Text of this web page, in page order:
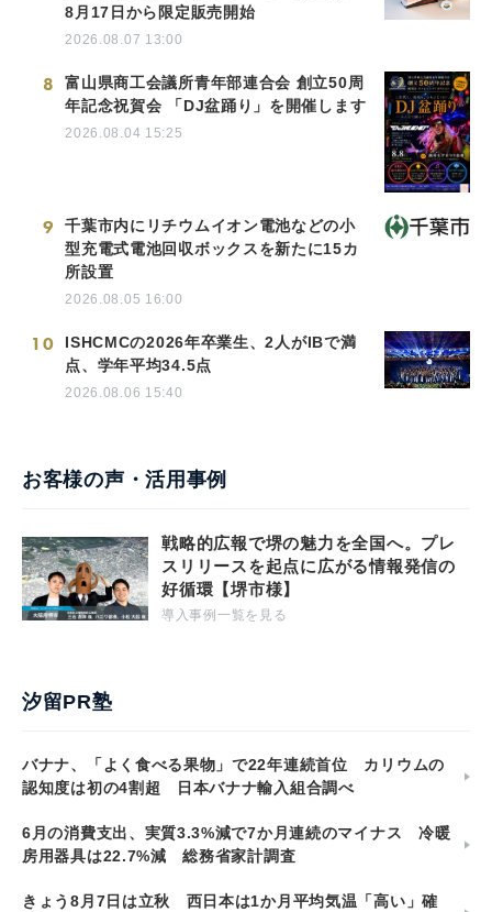
8月17日から限定販売開始
2026.08.07 13:00
8
富山県商工会議所青年部連合会 創立50周
年記念祝賀会 「DJ盆踊り」を開催します
2026.08.04 15:25
9
千葉市内にリチウムイオン電池などの小
型充電式電池回収ボックスを新たに15カ
所設置
2026.08.05 16:00
10
ISHCMCの2026年卒業生、2人がIBで満
点、学年平均34.5点
2026.08.06 15:40
お客様の声・活用事例
戦略的広報で堺の魅力を全国へ。プレ
スリリースを起点に広がる情報発信の
好循環【堺市様】
導入事例一覧を見る
汐留PR塾
バナナ、「よく食べる果物」で22年連続首位 カリウムの
認知度は初の4割超 日本バナナ輸入組合調べ
6月の消費支出、実質3.3%減で7か月連続のマイナス 冷暖
房用器具は22.7%減 総務省家計調査
きょう8月7日は立秋 西日本は1か月平均気温「高い」確